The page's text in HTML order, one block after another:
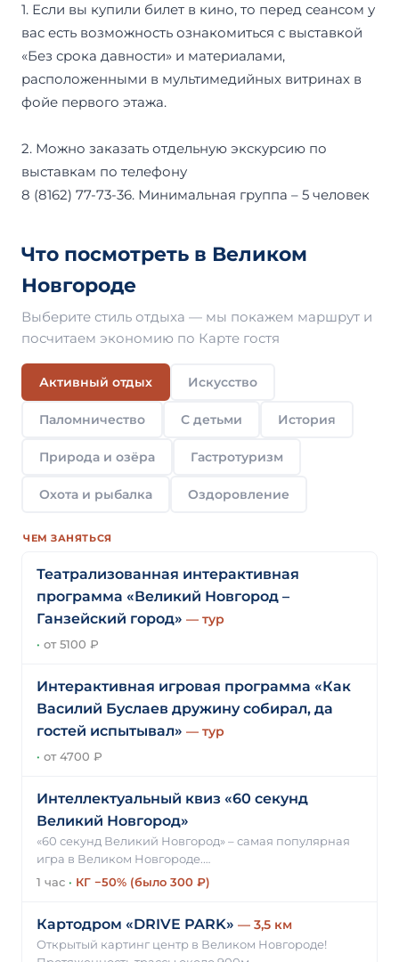
1. Если вы купили билет в кино, то перед сеансом у
вас есть возможность ознакомиться с выставкой
«Без срока давности» и материалами,
расположенными в мультимедийных витринах в
фойе первого этажа.
2. Можно заказать отдельную экскурсию по
выставкам по телефону
8 (8162) 77-73-36. Минимальная группа – 5 человек
Что посмотреть в Великом
Новгороде
Выберите стиль отдыха — мы покажем маршрут и
посчитаем экономию по Карте гостя
Активный отдых Искусство
Паломничество С детьми История
Природа и озёра Гастротуризм
Охота и рыбалка Оздоровление
ЧЕМ ЗАНЯТЬСЯ
Театрализованная интерактивная
программа «Великий Новгород –
Ганзейский город» — тур
· от 5100 ₽
Интерактивная игровая программа «Как
Василий Буслаев дружину собирал, да
гостей испытывал» — тур
· от 4700 ₽
Интеллектуальный квиз «60 секунд
Великий Новгород»
«60 секунд Великий Новгород» – самая популярная
игра в Великом Новгороде.…
1 час · КГ −50% (было 300 ₽)
Картодром «DRIVE PARK» — 3,5 км
Открытый картинг центр в Великом Новгороде!